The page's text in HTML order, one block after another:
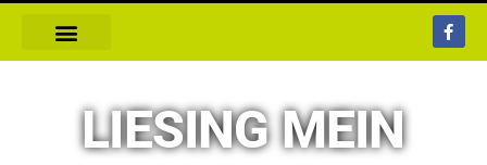
F
a
LIESING MEIN